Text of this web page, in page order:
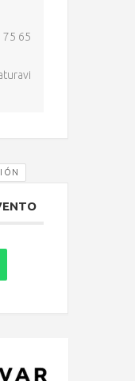
75 65